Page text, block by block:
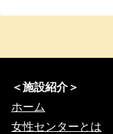
＜施設紹介＞
ホーム
女性センターとは